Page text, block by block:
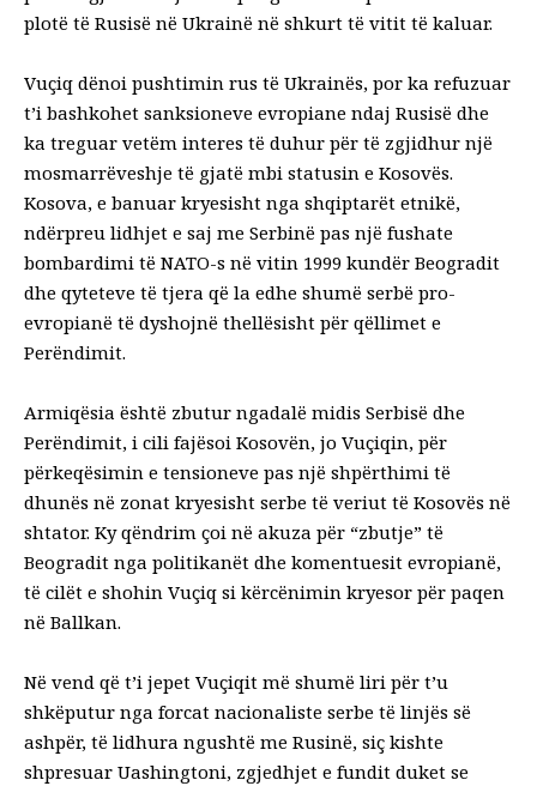
plotë të Rusisë në Ukrainë në shkurt të vitit të kaluar.
Vuçiq dënoi pushtimin rus të Ukrainës, por ka refuzuar
t’i bashkohet sanksioneve evropiane ndaj Rusisë dhe
ka treguar vetëm interes të duhur për të zgjidhur një
mosmarrëveshje të gjatë mbi statusin e Kosovës.
Kosova, e banuar kryesisht nga shqiptarët etnikë,
ndërpreu lidhjet e saj me Serbinë pas një fushate
bombardimi të NATO-s në vitin 1999 kundër Beogradit
dhe qyteteve të tjera që la edhe shumë serbë pro-
evropianë të dyshojnë thellësisht për qëllimet e
Perëndimit.
Armiqësia është zbutur ngadalë midis Serbisë dhe
Perëndimit, i cili fajësoi Kosovën, jo Vuçiqin, për
përkeqësimin e tensioneve pas një shpërthimi të
dhunës në zonat kryesisht serbe të veriut të Kosovës në
shtator. Ky qëndrim çoi në akuza për “zbutje” të
Beogradit nga politikanët dhe komentuesit evropianë,
të cilët e shohin Vuçiq si kërcënimin kryesor për paqen
në Ballkan.
Në vend që t’i jepet Vuçiqit më shumë liri për t’u
shkëputur nga forcat nacionaliste serbe të linjës së
ashpër, të lidhura ngushtë me Rusinë, siç kishte
shpresuar Uashingtoni, zgjedhjet e fundit duket se